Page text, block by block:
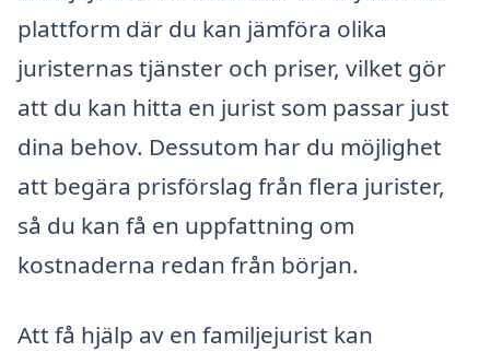
plattform där du kan jämföra olika
juristernas tjänster och priser, vilket gör
att du kan hitta en jurist som passar just
dina behov. Dessutom har du möjlighet
att begära prisförslag från flera jurister,
så du kan få en uppfattning om
kostnaderna redan från början.
Att få hjälp av en familjejurist kan